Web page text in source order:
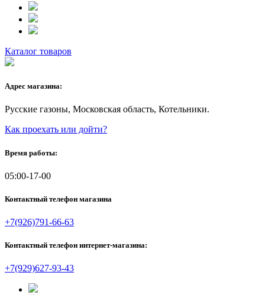
Каталог товаров
Адрес магазина:
Русские газоны, Московская область, Котельники.
Как проехать или дойти?
Время работы:
05:00-17-00
Контактный телефон магазина
+7(926)791-66-63
Контактный телефон интернет-магазина:
+7(929)627-93-43